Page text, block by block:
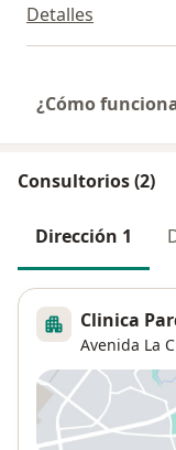
Detalles
¿Cómo
Consultorios (2)
Dirección 1
Clinica
Avenida La